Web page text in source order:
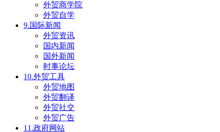
外贸商学院
外贸自学
9.国际新闻
外贸资讯
国内新闻
国外新闻
时事论坛
10.外贸工具
外贸地图
外贸翻译
外贸社交
外贸广告
11.政府网站